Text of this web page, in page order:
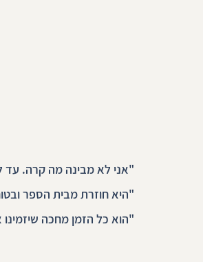
"אני לא מבינה מה קרה. עד
"היא חוזרת מבית הספר
"הוא כל הזמן מחכה